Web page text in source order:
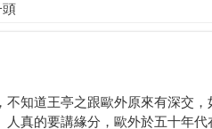
知道王亭之跟歐外原來有深交，
真的要講緣分，歐外於五十年代